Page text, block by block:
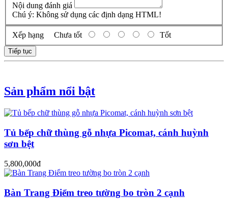
Nội dung đánh giá
Chú ý: Không sử dụng các định dạng HTML!
Xếp hạng Chưa tốt Tốt
Tiếp tục
Sản phẩm nổi bật
Tủ bếp chữ thùng gỗ nhựa Picomat, cánh huỳnh
sơn bệt
5,800,000đ
Bàn Trang Điểm treo tường bo tròn 2 cạnh